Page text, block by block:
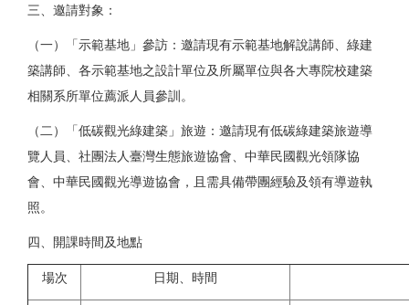
三、邀請對象：
（一）「示範基地」參訪：邀請現有示範基地解說講師、綠建
築講師、各示範基地之設計單位及所屬單位與各大專院校建築
相關系所單位薦派人員參訓。
（二）「低碳觀光綠建築」旅遊：邀請現有低碳綠建築旅遊導
覽人員、社團法人臺灣生態旅遊協會、中華民國觀光領隊協
會、中華民國觀光導遊協會，且需具備帶團經驗及領有導遊執
照。
四、開課時間及地點
場次 日期、時間